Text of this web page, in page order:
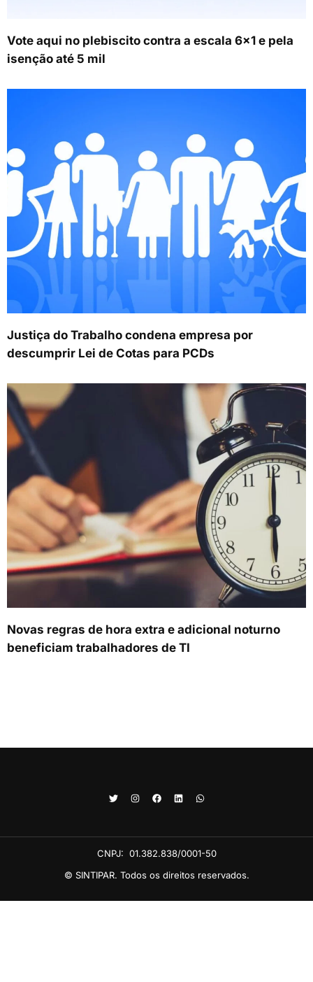
Vote aqui no plebiscito contra a escala 6×1 e pela
isenção até 5 mil
Justiça do Trabalho condena empresa por
descumprir Lei de Cotas para PCDs
Novas regras de hora extra e adicional noturno
beneficiam trabalhadores de TI
CNPJ: 01.382.838/0001-50
© SINTIPAR. Todos os direitos reservados.